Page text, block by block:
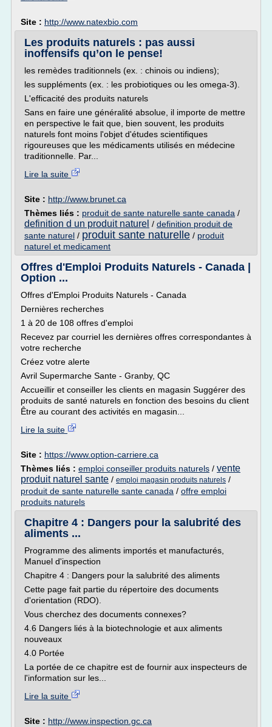
Site : http://www.natexbio.com
Les produits naturels : pas aussi
inoffensifs qu’on le pense!
les remèdes traditionnels (ex. : chinois ou indiens);
les suppléments (ex. : les probiotiques ou les omega-3).
L'efficacité des produits naturels
Sans en faire une généralité absolue, il importe de mettre
en perspective le fait que, bien souvent, les produits
naturels font moins l'objet d'études scientifiques
rigoureuses que les médicaments utilisés en médecine
traditionnelle. Par...
Lire la suite
Site : http://www.brunet.ca
Thèmes liés : produit de sante naturelle sante canada /
definition d un produit naturel / definition produit de
sante naturel / produit sante naturelle / produit
naturel et medicament
Offres d'Emploi Produits Naturels - Canada |
Option ...
Offres d'Emploi Produits Naturels - Canada
Dernières recherches
1 à 20 de 108 offres d'emploi
Recevez par courriel les dernières offres correspondantes à
votre recherche
Créez votre alerte
Avril Supermarche Sante - Granby, QC
Accueillir et conseiller les clients en magasin Suggérer des
produits de santé naturels en fonction des besoins du client
Être au courant des activités en magasin...
Lire la suite
Site : https://www.option-carriere.ca
Thèmes liés : emploi conseiller produits naturels / vente
produit naturel sante / emploi magasin produits naturels /
produit de sante naturelle sante canada / offre emploi
produits naturels
Chapitre 4 : Dangers pour la salubrité des
aliments ...
Programme des aliments importés et manufacturés,
Manuel d'inspection
Chapitre 4 : Dangers pour la salubrité des aliments
Cette page fait partie du répertoire des documents
d'orientation (RDO).
Vous cherchez des documents connexes?
4.6 Dangers liés à la biotechnologie et aux aliments
nouveaux
4.0 Portée
La portée de ce chapitre est de fournir aux inspecteurs de
l'information sur les...
Lire la suite
Site : http://www.inspection.gc.ca